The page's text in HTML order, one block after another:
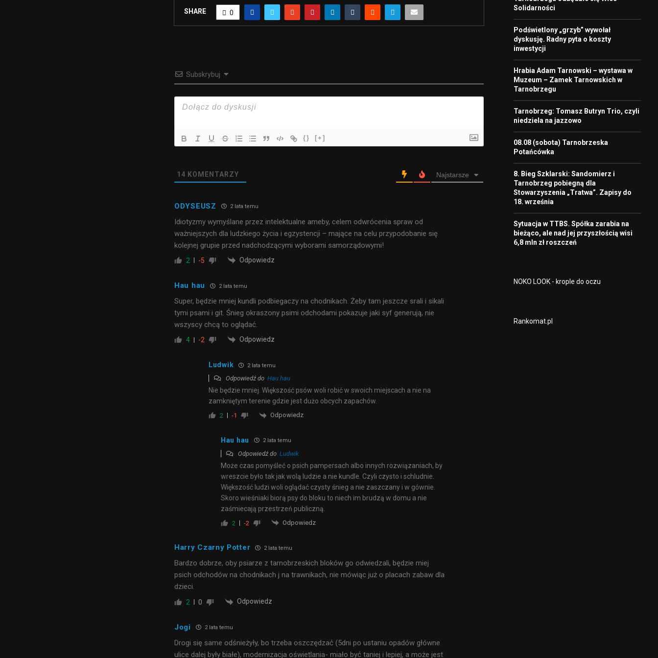
SHARE 0
Subskrybuj
{} [+]
14 KOMENTARZY Najstarsze
ODYSEUSZ 2 lata temu
Idiotyzmy wymyślane przez intelektualne ameby, celem odwrócenia spraw od
ważniejszych dla ludzkiego życia i egzystencji – mające na celu przypodobanie się
kolejnej grupie przed nadchodzącymi wyborami samorządowymi!
2 -5 Odpowiedz
Hau hau 2 lata temu
Super, będzie mniej kundli podbiegaczy na chodnikach. Żeby tam jeszcze srali i sikali
tymi psami i git. Śnieg okraszony psimi odchodami pokazuje jaki syf generują, nie
wszyscy chcą to oglądać.
4 -2 Odpowiedz
Ludwik 2 lata temu
Odpowiedź do Hau hau
Nie będzie mniej. Większość psów woli robić w swoich miejscach a nie na
zamkniętym terenie gdzie jest dużo obcych zapachów.
2 -1 Odpowiedz
Hau hau 2 lata temu
Odpowiedź do Ludwik
Może czas pomyśleć o psich pampersach albo innych rozwiązaniach, by
wreszcie było tak jak wolą ludzie a nie kundle. Czyli czysto i schludnie.
Większość ludzi woli oglądać czysty śnieg a nie zaszczany i w gównie.
Skoro wieśniaki biorą psy do bloku to niech im brudzą w domu a nie
zaśmiecają przestrzeń publiczną.
2 -2 Odpowiedz
Harry Czarny Potter 2 lata temu
Bardzo dobrze, oby psiarze z tarnobrzeskich bloków go odwiedzali, będzie miej
psich odchodów na chodnikach j na trawnikach, nie mówiąc już o placach zabaw dla
dzieci.
2 0 Odpowiedz
Jogi 2 lata temu
Drogi się same odśnieżyły, bo trzeba oszczędzać (5dni po ustaniu opadów główne
ulice dalej były białe), modernizacja oświetlania- miało być taniej i lepiej, a może jest
Solidarności
Podświetlony „grzyb” wywołał
dyskusję. Radny pyta o koszty
inwestycji
Hrabia Adam Tarnowski – wystawa w
Muzeum – Zamek Tarnowskich w
Tarnobrzegu
Tarnobrzeg: Tomasz Butryn Trio, czyli
niedziela na jazzowo
08.08 (sobota) Tarnobrzeska
Potańcówka
8. Bieg Szklarski: Sandomierz i
Tarnobrzeg pobiegną dla
Stowarzyszenia „Tratwa”. Zapisy do
18. września
Sytuacja w TTBS. Spółka zarabia na
bieżąco, ale nad jej przyszłością wisi
6,8 mln zł roszczeń
NOKO LOOK - krople do oczu
Rankomat.pl